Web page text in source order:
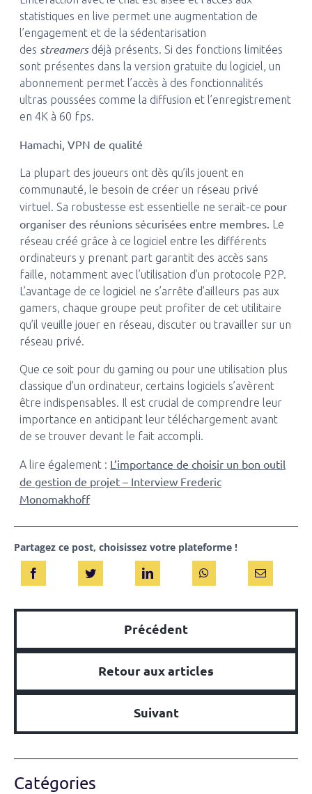
statistiques en live permet une augmentation de
l’engagement et de la sédentarisation
des streamersdéjà présents. Si des fonctions limitées
sont présentes dans la version gratuite du logiciel, un
abonnement permet l’accès à des fonctionnalités
ultras poussées comme la diffusion et l’enregistrement
en 4K à 60 fps.
Hamachi, VPN de qualité
La plupart des joueurs ont dès qu’ils jouent en
communauté, le besoin de créer un réseau privé
virtuel. Sa robustesse est essentielle ne serait-ce pour
organiser des réunions sécurisées entre membres. Le
réseau créé grâce à ce logiciel entre les différents
ordinateurs y prenant part garantit des accès sans
faille, notamment avec l’utilisation d’un protocole P2P.
L’avantage de ce logiciel ne s’arrête d’ailleurs pas aux
gamers, chaque groupe peut profiter de cet utilitaire
qu’il veuille jouer en réseau, discuter ou travailler sur un
réseau privé.
Que ce soit pour du gaming ou pour une utilisation plus
classique d’un ordinateur, certains logiciels s’avèrent
être indispensables. Il est crucial de comprendre leur
importance en anticipant leur téléchargement avant
de se trouver devant le fait accompli.
A lire également : L’importance de choisir un bon outil
de gestion de projet – Interview Frederic
Monomakhoff
Partagez ce post, choisissez votre plateforme !
Précédent
Retour aux articles
Suivant
Catégories